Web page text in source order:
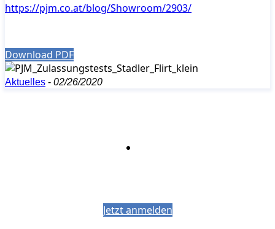
https://pjm.co.at/blog/Showroom/2903/
Download PDF
Aktuelles - 02/26/2020
Jetzt anmelden